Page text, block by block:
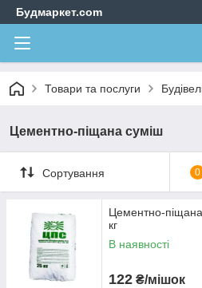
Будмаркет.com
Товари та послуги
Цементно-піщана суміш
Сортування 0
Цементно-
кг
В наявності
122 ₴/мішок